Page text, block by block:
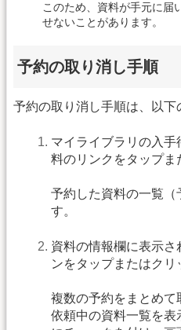
このため、資料が手元に届
せないことがあります。
予約の取り消し手順
予約の取り消し手順は、以下
マイライブラリの入
料のリンクをタップま
予約した資料の一覧（
す。
資料の情報欄に表示
ンをタップまたはクリ
複数の予約をまとめて
依頼中の資料一覧を